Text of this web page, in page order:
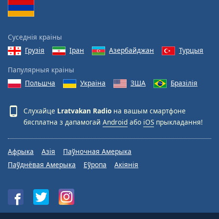
Суседнія краіны
Грузія
Іран Азербайджан Турцыя
Папулярныя краіны
Польшча
Украіна ЗША Бразілія
Слухайце Lratvakan Radio на вашым смартфоне
бясплатна з дапамогай Android або iOS прыкладання!
Афрыка Азія
Паўночная Амерыка
Паўднёвая Амерыка
Еўропа Акіянія